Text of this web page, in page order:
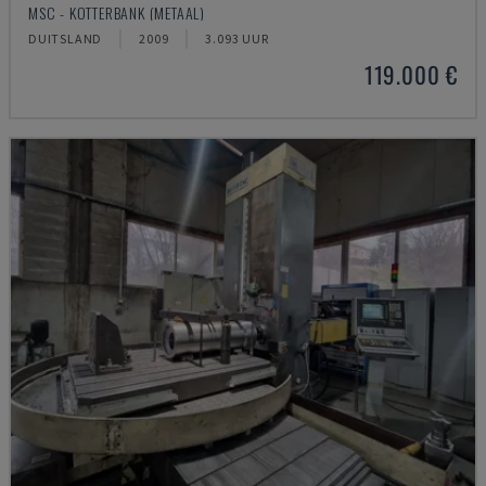
MSC - KOTTERBANK (METAAL)
DUITSLAND 2009 3.093 UUR
119.000 €